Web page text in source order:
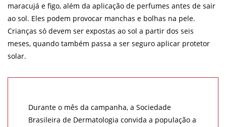
maracujá e figo, além da aplicação de perfumes antes de sair
ao sol. Eles podem provocar manchas e bolhas na pele.
Crianças só devem ser expostas ao sol a partir dos seis
meses, quando também passa a ser seguro aplicar protetor
solar.
Durante o mês da campanha, a Sociedade
Brasileira de Dermatologia convida a população a